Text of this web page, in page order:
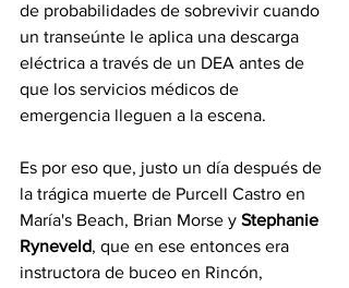
de probabilidades de sobrevivir cuando
un transeúnte le aplica una descarga
eléctrica a través de un DEA antes de
que los servicios médicos de
emergencia lleguen a la escena.
Es por eso que, justo un día después de
la trágica muerte de Purcell Castro en
María's Beach, Brian Morse y Stephanie
Ryneveld, que en ese entonces era
instructora de buceo en Rincón,